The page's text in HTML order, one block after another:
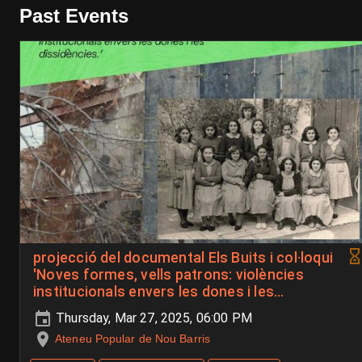
Past Events
projecció del documental Els Buits i col·loqui
'Noves formes, vells patrons: violències
institucionals envers les dones i les
dissidències'.
Thursday, Mar 27, 2025, 06:00 PM
Ateneu Popular de Nou Barris